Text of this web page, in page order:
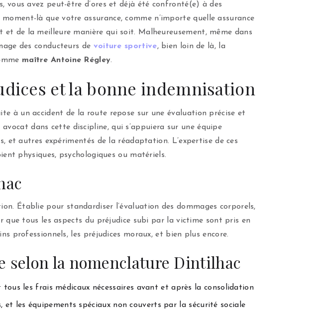
avez peut-être d’ores et déjà été confronté(e) à des
là que votre assurance, comme n’importe quelle assurance
de la meilleure manière qui soit. Malheureusement, même dans
des conducteurs de voiture sportive, bien loin de là, la
maître Antoine Régley.
et la bonne indemnisation
à un accident de la route repose sur une évaluation précise et
dans cette discipline, qui s’appuiera sur une équipe
et autres expérimentés de la réadaptation. L’expertise de ces
physiques, psychologiques ou matériels.
Établie pour standardiser l’évaluation des dommages corporels,
que tous les aspects du préjudice subi par la victime sont pris en
professionnels, les préjudices moraux, et bien plus encore.
selon la nomenclature Dintilhac
tous les frais médicaux nécessaires avant et après la consolidation
les équipements spéciaux non couverts par la sécurité sociale